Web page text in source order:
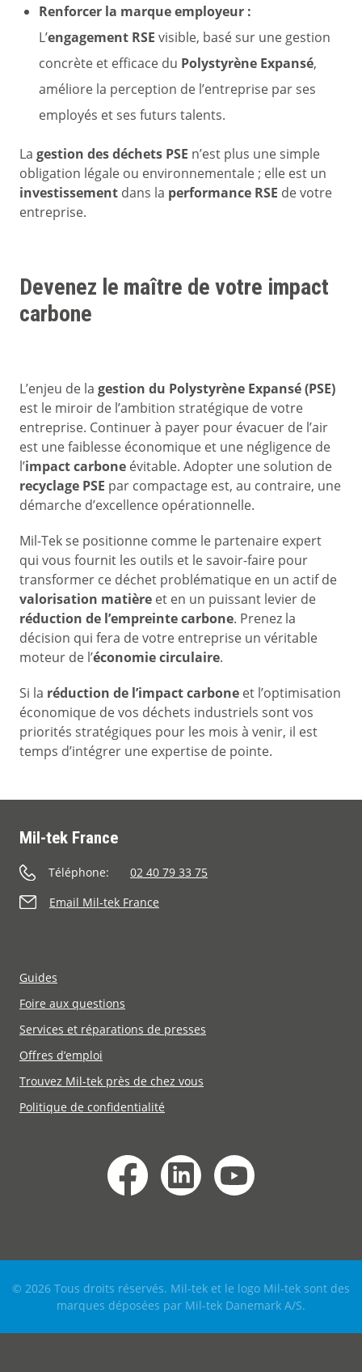
Renforcer la marque employeur :
L’engagement RSE visible, basé sur une gestion
concrète et efficace du Polystyrène Expansé,
améliore la perception de l’entreprise par ses
employés et ses futurs talents.
La gestion des déchets PSE n’est plus une simple
obligation légale ou environnementale ; elle est un
investissement dans la performance RSE de votre
entreprise.
Devenez le maître de votre impact
carbone
L’enjeu de la gestion du Polystyrène Expansé (PSE)
est le miroir de l’ambition stratégique de votre
entreprise. Continuer à payer pour évacuer de l’air
est une faiblesse économique et une négligence de
l’impact carbone évitable. Adopter une solution de
recyclage PSE par compactage est, au contraire, une
démarche d’excellence opérationnelle.
Mil-Tek se positionne comme le partenaire expert
qui vous fournit les outils et le savoir-faire pour
transformer ce déchet problématique en un actif de
valorisation matière et en un puissant levier de
réduction de l’empreinte carbone. Prenez la
décision qui fera de votre entreprise un véritable
moteur de l’économie circulaire.
Si la réduction de l’impact carbone et l’optimisation
économique de vos déchets industriels sont vos
priorités stratégiques pour les mois à venir, il est
temps d’intégrer une expertise de pointe.
Mil-tek France
Téléphone:
02 40 79 33 75
Email Mil-tek France
Guides
Foire aux questions
Services et réparations de presses
Offres d’emploi
Trouvez Mil-tek près de chez vous
Politique de confidentialité
© 2026 Tous droits réservés. Mil-tek et le logo Mil-tek sont des
marques déposées par Mil-tek Danemark A/S.